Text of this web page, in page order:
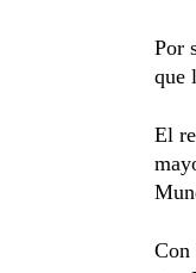
Por
que
El
Con